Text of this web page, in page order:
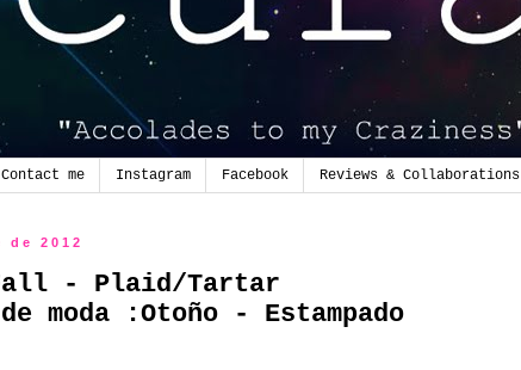
Contact me Instagram Facebook Reviews & Collaborations
2012
- Plaid/Tartar
moda :Otoño - Estampado